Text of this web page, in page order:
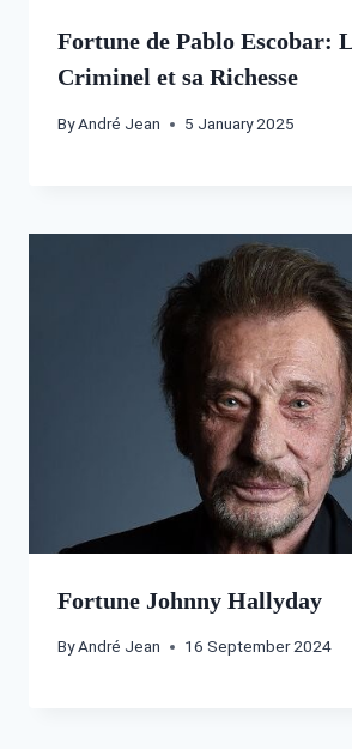
Fortune de Pablo Escobar:
Criminel et sa Richesse
ByAndré Jean 5 January 2025
Fortune Johnny Hallyday
ByAndré Jean 16 September 2024